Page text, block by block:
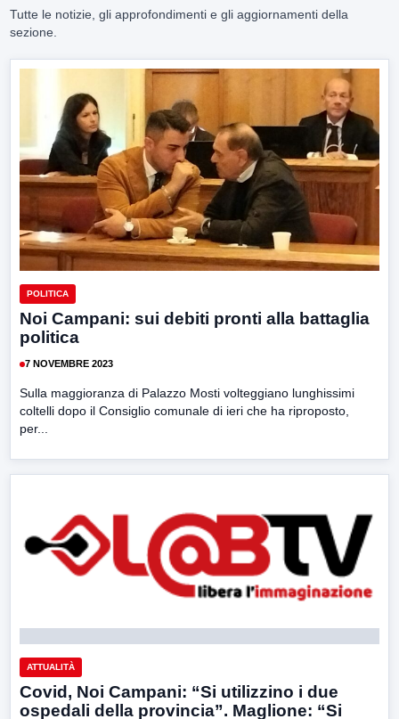
Tutte le notizie, gli approfondimenti e gli aggiornamenti della
sezione.
POLITICA
Noi Campani: sui debiti pronti alla battaglia
politica
7 NOVEMBRE 2023
Sulla maggioranza di Palazzo Mosti volteggiano lunghissimi
coltelli dopo il Consiglio comunale di ieri che ha riproposto,
per...
ATTUALITÀ
Covid, Noi Campani: “Si utilizzino i due
ospedali della provincia”. Maglione: “Si